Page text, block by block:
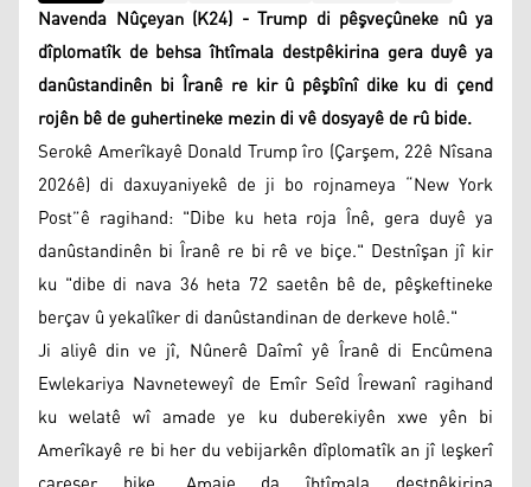
Navenda Nûçeyan (K24) - Trump di pêşveçûneke nû ya
dîplomatîk de behsa îhtîmala destpêkirina gera duyê ya
danûstandinên bi Îranê re kir û pêşbînî dike ku di çend
rojên bê de guhertineke mezin di vê dosyayê de rû bide.
Serokê Amerîkayê Donald Trump îro (Çarşem, 22ê Nîsana
2026ê) di daxuyaniyekê de ji bo rojnameya “New York
Post”ê ragihand: "Dibe ku heta roja Înê, gera duyê ya
danûstandinên bi Îranê re bi rê ve biçe." Destnîşan jî kir
ku "dibe di nava 36 heta 72 saetên bê de, pêşkeftineke
berçav û yekalîker di danûstandinan de derkeve holê."
Ji aliyê din ve jî, Nûnerê Daîmî yê Îranê di Encûmena
Ewlekariya Navneteweyî de Emîr Seîd Îrewanî ragihand
ku welatê wî amade ye ku duberekiyên xwe yên bi
Amerîkayê re bi her du vebijarkên dîplomatîk an jî leşkerî